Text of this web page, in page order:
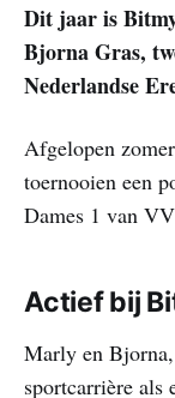
Dit jaar is
Bjorna Gras,
Nederlandse
Afgelopen
toernooien een
Dames 1 van
Actief bij
Marly en
sportcarrière als